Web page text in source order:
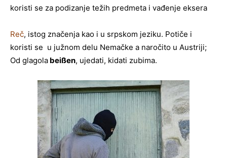
koristi se za podizanje težih predmeta i vađenje eksera
Reč, istog značenja kao i u srpskom jeziku. Potiče i
koristi se u južnom delu Nemačke a naročito u Austriji;
Od glagola beißen, ujedati, kidati zubima.